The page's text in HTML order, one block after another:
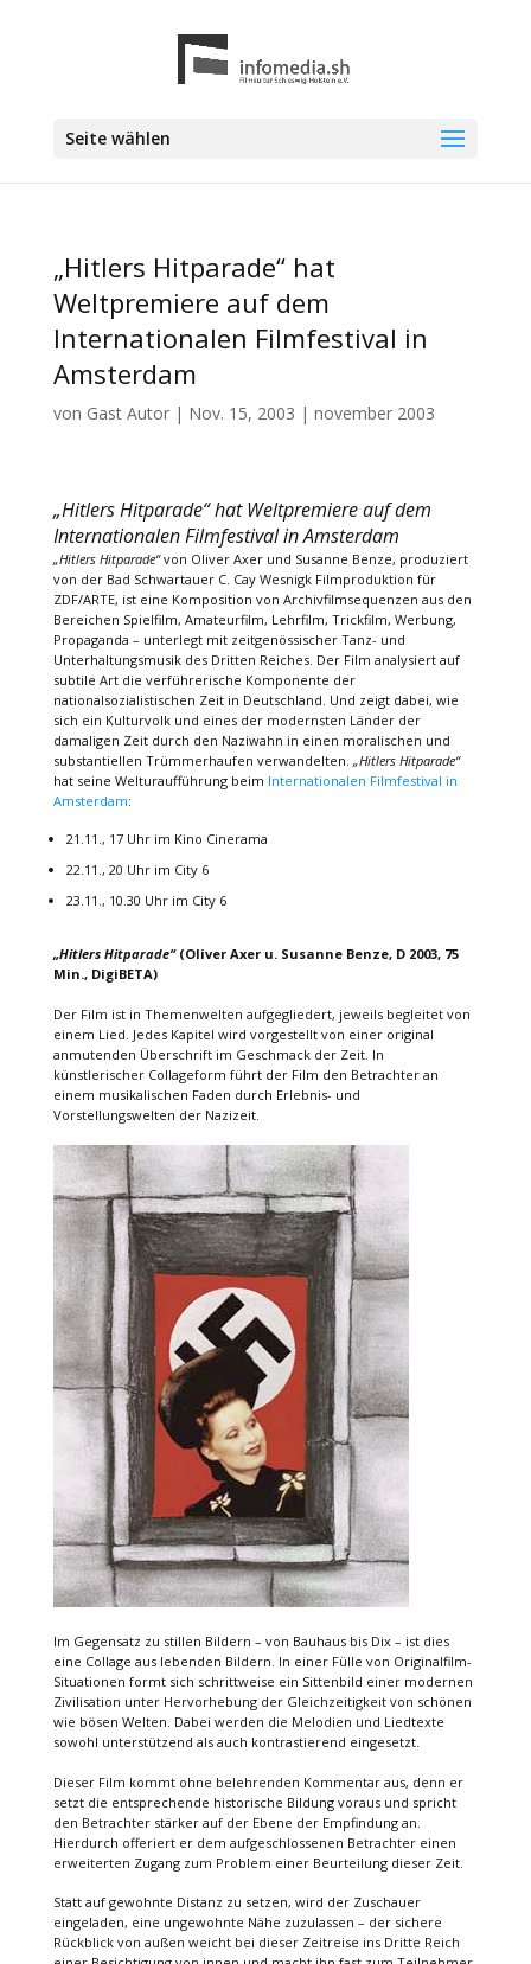
Seite wählen
„Hitlers Hitparade“ hat
Weltpremiere auf dem
Internationalen Filmfestival in
Amsterdam
von Gast Autor| Nov. 15, 2003 | november 2003
„Hitlers Hitparade“ hat Weltpremiere auf dem
Internationalen Filmfestival in Amsterdam
„Hitlers Hitparade“von Oliver Axer und Susanne Benze, produziert
von der Bad Schwartauer C. Cay Wesnigk Filmproduktion für
ZDF/ARTE, ist eine Komposition von Archivfilmsequenzen aus den
Bereichen Spielfilm, Amateurfilm, Lehrfilm, Trickfilm, Werbung,
Propaganda – unterlegt mit zeitgenössischer Tanz- und
Unterhaltungsmusik des Dritten Reiches. Der Film analysiert auf
subtile Art die verführerische Komponente der
nationalsozialistischen Zeit in Deutschland. Und zeigt dabei, wie
sich ein Kulturvolk und eines der modernsten Länder der
damaligen Zeit durch den Naziwahn in einen moralischen und
substantiellen Trümmerhaufen verwandelten. „Hitlers Hitparade“
hat seine Welturaufführung beim Internationalen Filmfestival in
Amsterdam:
21.11., 17 Uhr im Kino Cinerama
22.11., 20 Uhr im City 6
23.11., 10.30 Uhr im City 6
„Hitlers Hitparade“(Oliver Axer u. Susanne Benze, D 2003, 75
Min., DigiBETA)
Der Film ist in Themenwelten aufgegliedert, jeweils begleitet von
einem Lied. Jedes Kapitel wird vorgestellt von einer original
anmutenden Überschrift im Geschmack der Zeit. In
künstlerischer Collageform führt der Film den Betrachter an
einem musikalischen Faden durch Erlebnis- und
Vorstellungswelten der Nazizeit.
Im Gegensatz zu stillen Bildern – von Bauhaus bis Dix – ist dies
eine Collage aus lebenden Bildern. In einer Fülle von Originalfilm-
Situationen formt sich schrittweise ein Sittenbild einer modernen
Zivilisation unter Hervorhebung der Gleichzeitigkeit von schönen
wie bösen Welten. Dabei werden die Melodien und Liedtexte
sowohl unterstützend als auch kontrastierend eingesetzt.
Dieser Film kommt ohne belehrenden Kommentar aus, denn er
setzt die entsprechende historische Bildung voraus und spricht
den Betrachter stärker auf der Ebene der Empfindung an.
Hierdurch offeriert er dem aufgeschlossenen Betrachter einen
erweiterten Zugang zum Problem einer Beurteilung dieser Zeit.
Statt auf gewohnte Distanz zu setzen, wird der Zuschauer
eingeladen, eine ungewohnte Nähe zuzulassen – der sichere
Rückblick von außen weicht bei dieser Zeitreise ins Dritte Reich